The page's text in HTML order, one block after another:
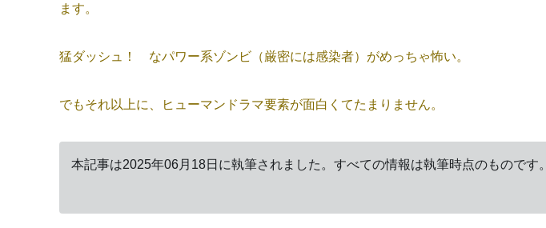
ます。
猛ダッシュ！ なパワー系ゾンビ（厳密には感染者）がめっちゃ怖い。
でもそれ以上に、ヒューマンドラマ要素が面白くてたまりません。
本記事は2025年06月18日に執筆されました。すべての情報は執筆時点のものです。